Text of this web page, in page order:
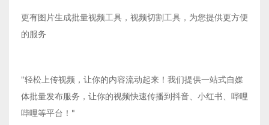
更有图片生成批量视频工具，视频切割工具，为您提供更方便
的服务
"轻松上传视频，让你的内容流动起来！我们提供一站式自媒
体批量发布服务，让你的视频快速传播到抖音、小红书、哔哩
哔哩等平台！"